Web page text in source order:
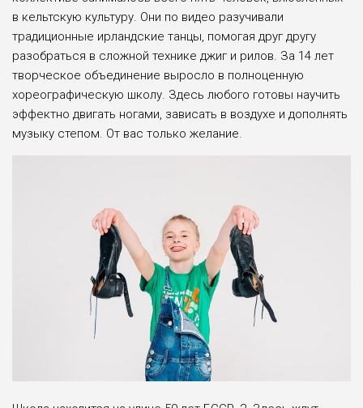
в кельтскую культуру. Они по видео разучивали
традиционные ирландские танцы, помогая друг другу
разобраться в сложной технике джиг и рилов. За 14 лет
творческое объединение выросло в полноценную
хореографическую школу. Здесь любого готовы научить
эффектно двигать ногами, зависать в воздухе и дополнять
музыку степом. От вас только желание.